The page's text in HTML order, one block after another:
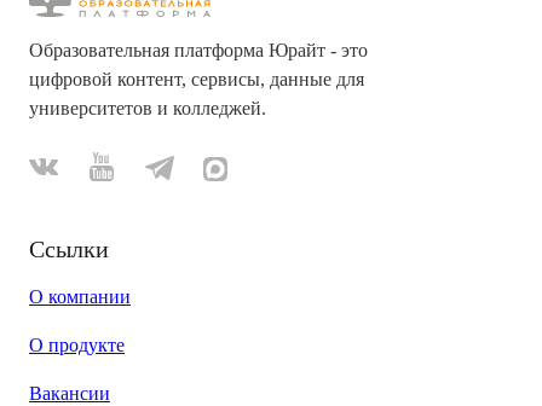
Образовательная платформа Юрайт - это
цифровой контент, сервисы, данные для
университетов и колледжей.
Ссылки
О компании
О продукте
Вакансии